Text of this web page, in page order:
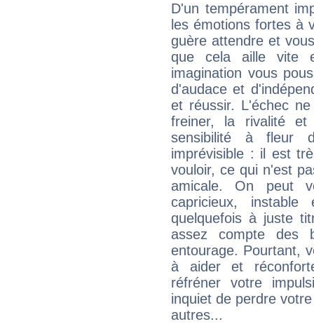
D'un tempérament
les émotions fortes à
guère attendre et
que cela aille vite
imagination vous
d'audace et
et réussir. L'échec
freiner, la rivalité et
sensibilité à fleur
imprévisible : il est
vouloir, ce qui n'est
amicale. On peut
capricieux,
quelquefois à juste
assez compte des
entourage. Pourtant,
à aider et
réfréner votre
inquiet de perdre
autres...